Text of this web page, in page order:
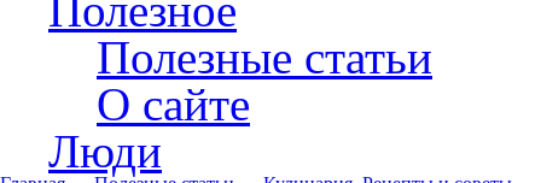
Полезные статьи
О сайте
Люди